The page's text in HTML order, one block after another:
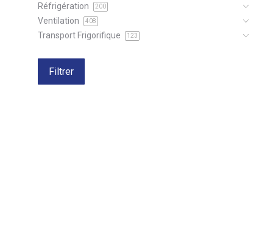
Réfrigération 200
Ventilation 408
Transport Frigorifique 123
Filtrer